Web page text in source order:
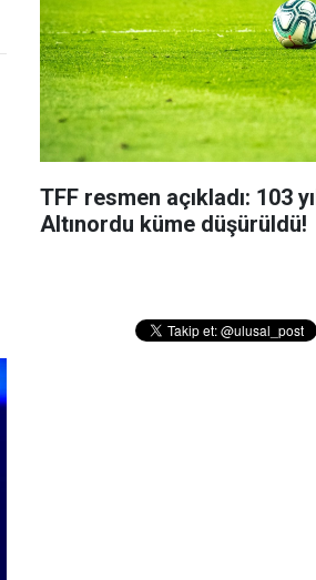
TFF resmen açıkladı: 103
Altınordu küme düşürüldü!